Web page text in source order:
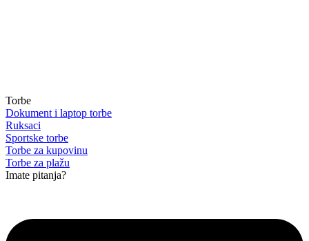
Torbe
Dokument i laptop torbe
Ruksaci
Sportske torbe
Torbe za kupovinu
Torbe za plažu
Imate pitanja?